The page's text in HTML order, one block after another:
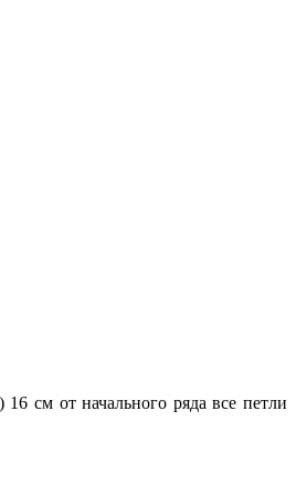
см от начального ряда все петли